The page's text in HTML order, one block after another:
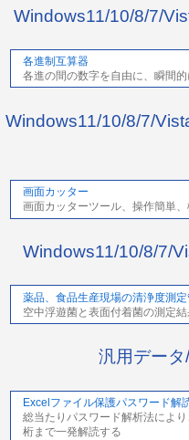
Windows11/10/8/7/
各進制互算器
各進の間の数字を自由に、瞬間
Windows11/10/8/7/
画面カッター
画面カッターツール、操作簡単
Windows11/10/8/7/
薬品、食品生産現場の清浄度測
空中浮遊菌と表面付着菌の測定
汎用データ
Excelファイル保護パスワード解
総当たりパスワード解析法によ
桁まで一発解読する